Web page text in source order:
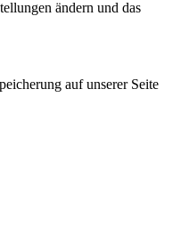
ändern und das
auf unserer Seite